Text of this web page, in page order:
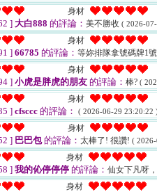
身材
]大白888 的評論： 美不勝收 ( 2026-
身材
]66785 的評論： 等妳排隊拿號碼牌1
身材
]小虎是胖虎的朋友 的評論： 棒? (
身材
]cfsccc 的評論： ( 2026-06-29 23:20:22
身材
] 巴巴包的評論： 太棒了! 很讚! (
身材
]我的伈停停停 的評論： 仙女下凡呀
身材